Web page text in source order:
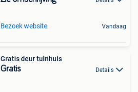
Bezoek website Vandaag
Gratis deur tuinhuis
Gratis Details